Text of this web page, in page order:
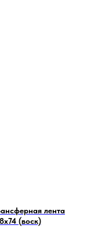
лента
(воск)